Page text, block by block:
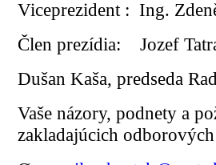
Viceprezident : Ing.
Člen prezídia: Jozef
Dušan Kaša, predseda
Vaše názory, podnety a
zakladajúcich